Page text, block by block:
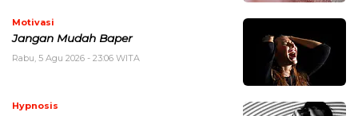
Motivasi
Jangan Mudah Baper
Rabu, 5 Agu 2026 - 23:06 WITA
Hypnosis